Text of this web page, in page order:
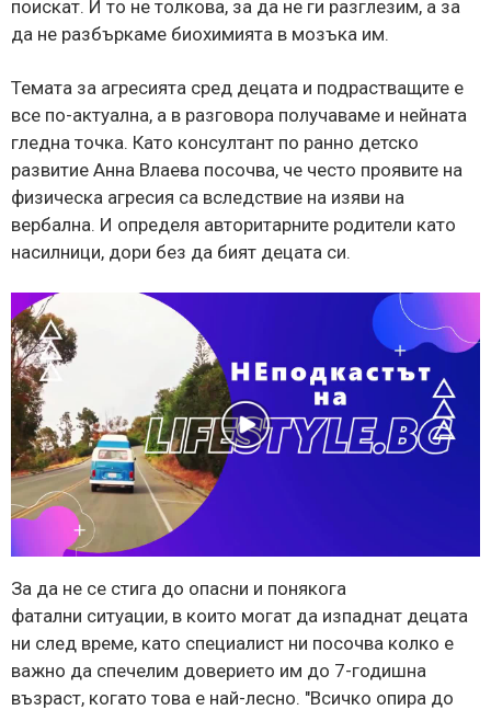
поискат. И то не толкова, за да не ги разглезим, а за
да не разбъркаме биохимията в мозъка им.
Темата за агресията сред децата и подрастващите е
все по-актуална, а в разговора получаваме и нейната
гледна точка. Като консултант по ранно детско
развитие Анна Влаева посочва, че често проявите на
физическа агресия са вследствие на изяви на
вербална. И определя авторитарните родители като
насилници, дори без да бият децата си.
За да не се стига до опасни и понякога
фатални ситуации, в които могат да изпаднат децата
ни след време, като специалист ни посочва колко е
важно да спечелим доверието им до 7-годишна
възраст, когато това е най-лесно. "Всичко опира до